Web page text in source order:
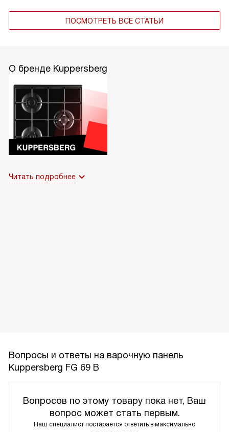
ПОСМОТРЕТЬ ВСЕ СТАТЬИ
О бренде Kuppersberg
Читать подробнее
Вопросы и ответы на варочную панель
Kuppersberg FG 69 B
Вопросов по этому товару пока нет, Ваш
вопрос может стать первым.
Наш специалист постарается ответить в максимально